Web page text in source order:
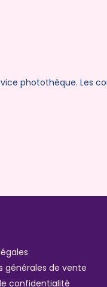
photothèque. Les
générales de vente
confidentialité